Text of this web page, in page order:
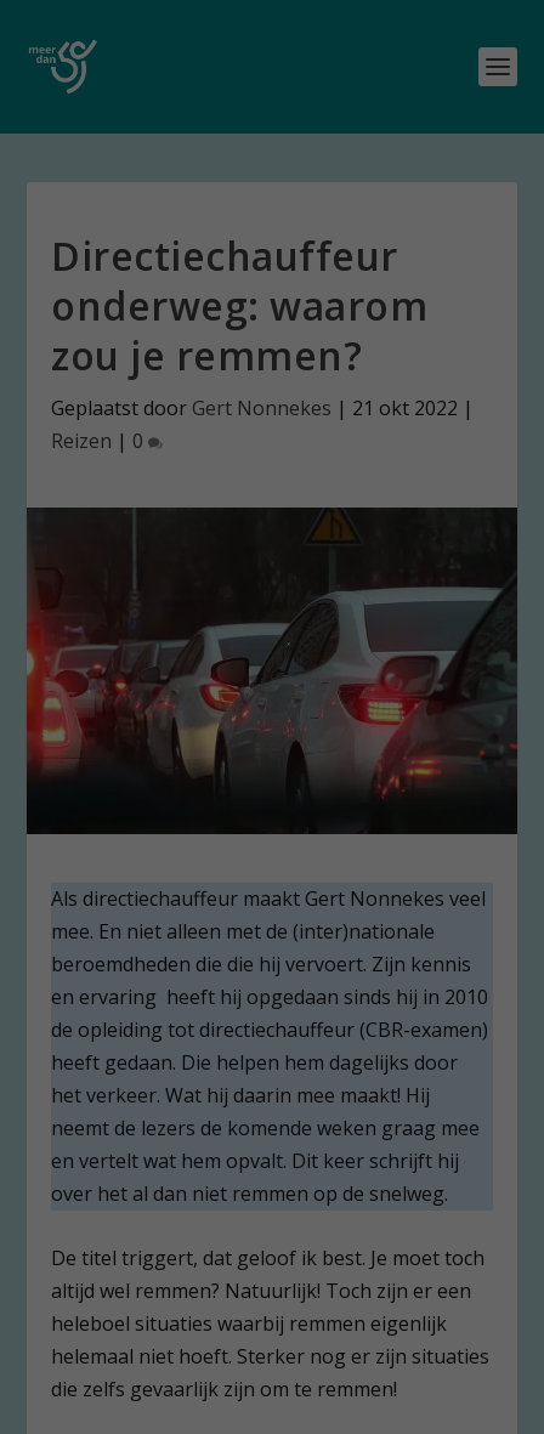
Directiechauffeur
onderweg: waarom
zou je remmen?
Geplaatst door Gert Nonnekes | 21 okt 2022 |
Reizen | 0
Als directiechauffeur maakt Gert Nonnekes veel
mee. En niet alleen met de (inter)nationale
beroemdheden die die hij vervoert. Zijn kennis
en ervaring heeft hij opgedaan sinds hij in 2010
de opleiding tot directiechauffeur (CBR-examen)
heeft gedaan. Die helpen hem dagelijks door
het verkeer. Wat hij daarin mee maakt! Hij
neemt de lezers de komende weken graag mee
en vertelt wat hem opvalt. Dit keer schrijft hij
over het al dan niet remmen op de snelweg.
De titel triggert, dat geloof ik best. Je moet toch
altijd wel remmen? Natuurlijk! Toch zijn er een
heleboel situaties waarbij remmen eigenlijk
helemaal niet hoeft. Sterker nog er zijn situaties
die zelfs gevaarlijk zijn om te remmen!